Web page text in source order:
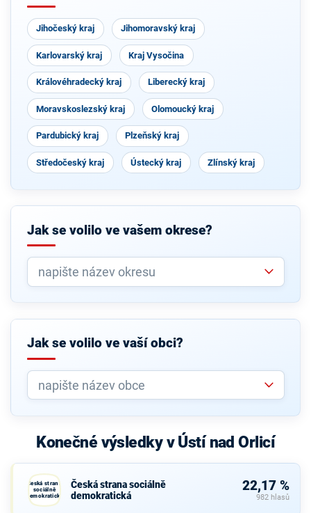
Jihočeský kraj Jihomoravský kraj
Karlovarský kraj Kraj Vysočina
Královéhradecký kraj Liberecký kraj
Moravskoslezský kraj Olomoucký kraj
Pardubický kraj Plzeňský kraj
Středočeský kraj Ústecký kraj Zlínský kraj
Jak se volilo ve vašem okrese?
Jak se volilo ve vaší obci?
Konečné výsledky v Ústí nad Orlicí
Česká strana
sociálně
demokratická
Česká strana sociálně
demokratická
22,17 %
982 hlasů